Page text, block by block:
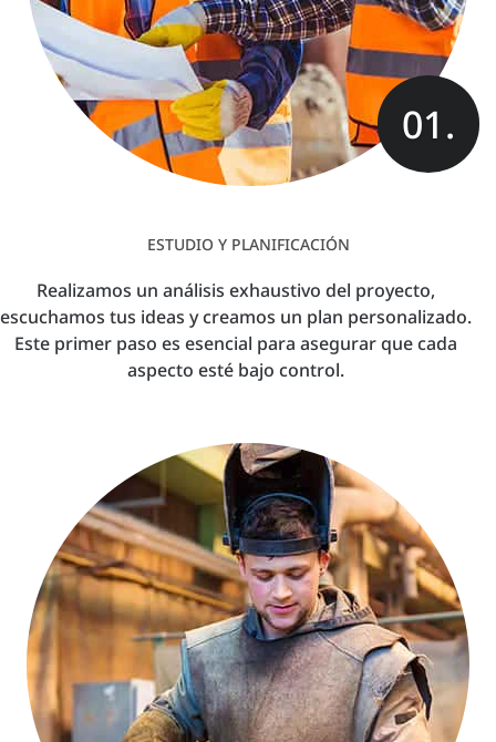
01.
ESTUDIO Y PLANIFICACIÓN
Realizamos un análisis exhaustivo del proyecto,
escuchamos tus ideas y creamos un plan personalizado.
Este primer paso es esencial para asegurar que cada
aspecto esté bajo control.